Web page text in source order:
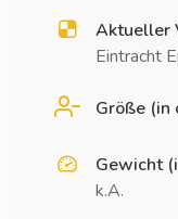
Aktueller
Eintracht
Größe (in
Gewicht
k.A.